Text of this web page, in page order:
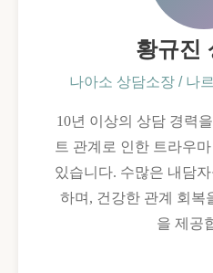
황규진
나아소 상담소장 / 나
10년 이상의 상담 경력
트 관계로 인한 트라우
있습니다. 수많은 내담
하며, 건강한 관계 회복
을 제공